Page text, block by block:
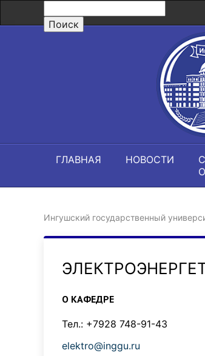
ГЛАВНАЯ НОВОСТИ
Ингушский государственный
О КАФЕДРЕ
Тел.: +7928 748-91-43
elektro@inggu.ru